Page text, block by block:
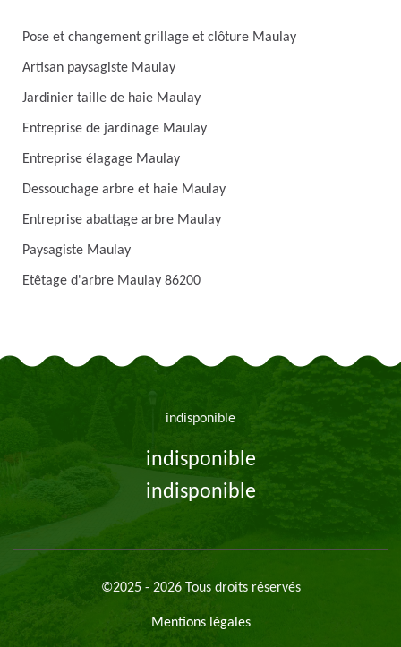
Pose et changement grillage et clôture Maulay
Artisan paysagiste Maulay
Jardinier taille de haie Maulay
Entreprise de jardinage Maulay
Entreprise élagage Maulay
Dessouchage arbre et haie Maulay
Entreprise abattage arbre Maulay
Paysagiste Maulay
Etêtage d'arbre Maulay 86200
indisponible
indisponible
indisponible
©2025 - 2026 Tous droits réservés
Mentions légales